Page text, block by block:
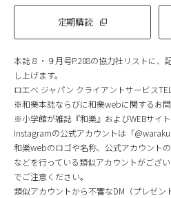
定期購読
本誌８・９月号P.208の協力社リストに、
し上げます。
ロエベ ジャパン クライアントサービス
※和樂本誌ならびに和樂webに関するお
※小学館が雑誌『和樂』およびWEBサイ
Instagramの公式アカウントは「
和樂webのロゴや名称、公式アカウント
などを行っている類似アカウントがござ
でご注意ください。
類似アカウントから不審なDM（プレゼ